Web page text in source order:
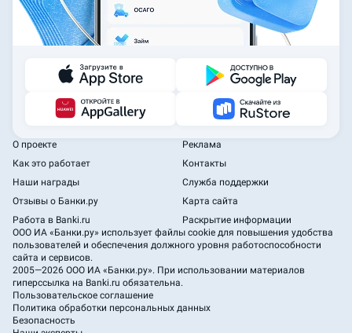
О проекте
Как это работает
Наши награды
Отзывы о Банки.ру
Работа в Banki.ru
Реклама
Контакты
Служба поддержки
Карта сайта
Раскрытие информации
ООО ИА «Банки.ру» использует файлы cookie для повышения удобства
пользователей и обеспечения должного уровня работоспособности
сайта и сервисов.
2005—2026 ООО ИА «Банки.ру». При использовании материалов
гиперссылка на Banki.ru обязательна.
Пользовательское соглашение
Политика обработки персональных данных
Безопасность